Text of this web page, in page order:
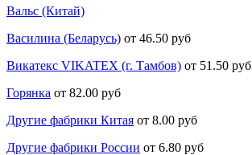
Вальс (Китай)
Василина (Беларусь) от 46.50 руб
Викатекс VIKATEX (г. Тамбов) от 51.50 руб
Горянка от 82.00 руб
Другие фабрики Китая от 8.00 руб
Другие фабрики России от 6.80 руб